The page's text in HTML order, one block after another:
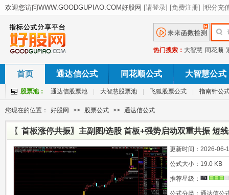
热门搜索： 大智慧 同花顺
首页 通达信公式 同花顺公式 大智慧公式
股票池： 通达信股票池 大智慧股票池 飞狐股票公式 指南针公
您现在的位置： 好股网 >> 股票公式 >> 通达信公式
〖首板涨停共振〗主副图/选股 首板+强势启动双重共振 短
更新时间： 2026-06-
公式大小： 19.0 KB
推荐星级：
公式分类： 通达信公